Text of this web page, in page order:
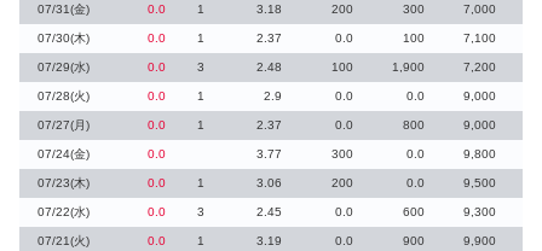
07/31(金) 0.0 1 3.18 200 300 7,000
07/30(木) 0.0 1 2.37 0.0 100 7,100
07/29(水) 0.0 3 2.48 100 1,900 7,200
07/28(火) 0.0 1 2.9 0.0 0.0 9,000
07/27(月) 0.0 1 2.37 0.0 800 9,000
07/24(金) 0.0 3.77 300 0.0 9,800
07/23(木) 0.0 1 3.06 200 0.0 9,500
07/22(水) 0.0 3 2.45 0.0 600 9,300
07/21(火) 0.0 1 3.19 0.0 900 9,900